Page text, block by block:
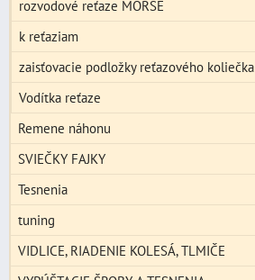
rozvodové reťaze MORSE
k reťaziam
zaisťovacie podložky reťazového koliečka
Vodítka reťaze
Remene náhonu
SVIEČKY FAJKY
Tesnenia
tuning
VIDLICE, RIADENIE KOLESÁ, TLMIČE